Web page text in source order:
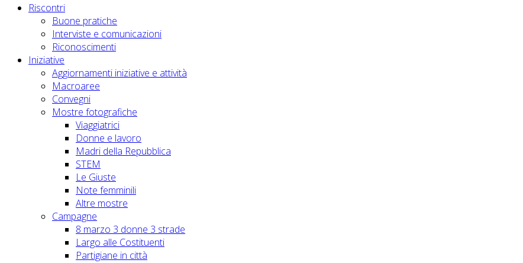
Riscontri
Buone pratiche
Interviste e comunicazioni
Riconoscimenti
Iniziative
Aggiornamenti iniziative e attività
Macroaree
Convegni
Mostre fotografiche
Viaggiatrici
Donne e lavoro
Madri della Repubblica
STEM
Le Giuste
Note femminili
Altre mostre
Campagne
8 marzo 3 donne 3 strade
Largo alle Costituenti
Partigiane in città